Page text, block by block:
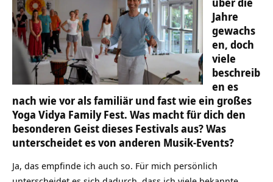
über die
Jahre
gewachs
en, doch
viele
beschreib
en es
nach wie vor als familiär und fast wie ein großes
Yoga Vidya Family Fest. Was macht für dich den
besonderen Geist dieses Festivals aus? Was
unterscheidet es von anderen Musik-Events?
Ja, das empfinde ich auch so. Für mich persönlich